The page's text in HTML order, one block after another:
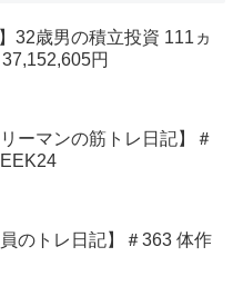
32歳男の積立投資 111ヵ
円
リーマンの筋トレ日記】＃
員のトレ日記】＃363 体作